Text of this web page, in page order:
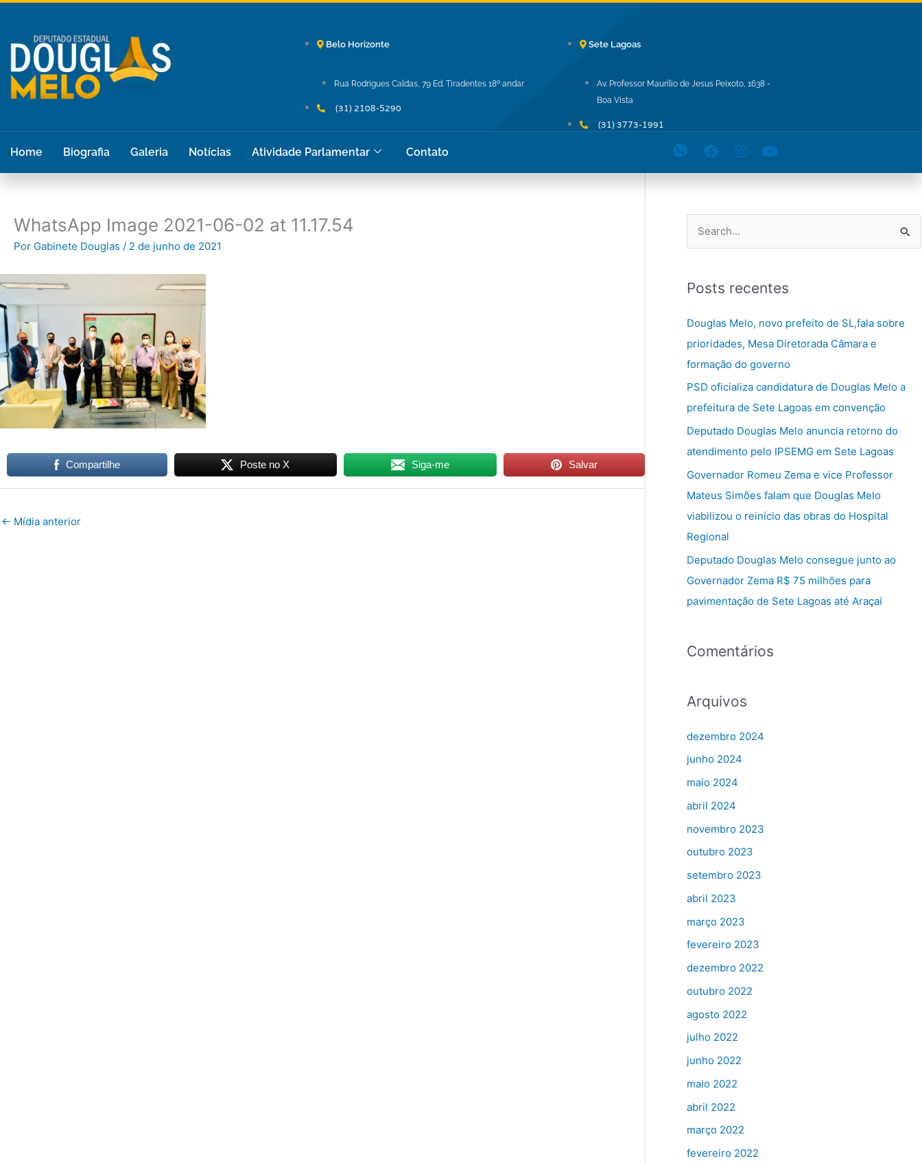
Ir
conteúdo
Belo Horizonte
Rua Rodrigues Caldas, 79 Ed. Tiradentes 18º andar
(31) 2108-5290
Sete Lagoas
Av. Professor Maurílio de Jesus Peixoto, 1638 -
Boa Vista
(31) 3773-1991
Home Biografia Galeria Notícias Atividade Parlamentar Contato
WhatsApp Image 2021-06-02 at 11.17.54
Por Gabinete Douglas / 2 de junho de 2021
Compartilhe Poste no X Siga-me Salvar
← Mídia anterior
q
s
r
:
Posts recentes
Douglas Melo, novo prefeito de SL,fala sobre
prioridades, Mesa Diretorada Câmara e
formação do governo
PSD oficializa candidatura de Douglas Melo a
prefeitura de Sete Lagoas em convenção
Deputado Douglas Melo anuncia retorno do
atendimento pelo IPSEMG em Sete Lagoas
Governador Romeu Zema e vice Professor
Mateus Simões falam que Douglas Melo
viabilizou o reinício das obras do Hospital
Regional
Deputado Douglas Melo consegue junto ao
Governador Zema R$ 75 milhões para
pavimentação de Sete Lagoas até Araçaí
Comentários
Arquivos
dezembro 2024
junho 2024
maio 2024
abril 2024
novembro 2023
outubro 2023
setembro 2023
abril 2023
março 2023
fevereiro 2023
dezembro 2022
outubro 2022
agosto 2022
julho 2022
junho 2022
maio 2022
abril 2022
março 2022
fevereiro 2022